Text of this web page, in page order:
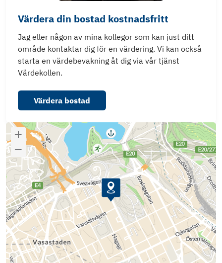
Värdera din bostad kostnadsfritt
Jag eller någon av mina kollegor som kan just ditt
område kontaktar dig för en värdering. Vi kan också
starta en värdebevakning åt dig via vår tjänst
Värdekollen.
Värdera bostad